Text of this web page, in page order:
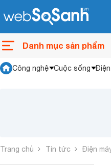
Danh mục sản phẩm
Công nghệ Cuộc sống
Trang chủ Tin tức Điện